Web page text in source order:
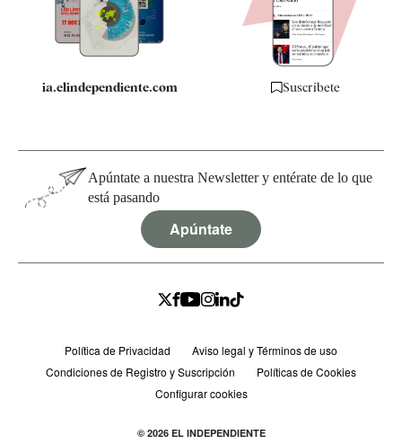
Especificaciones
ia.elindependiente.com Suscríbete
Apúntate a nuestra Newsletter y entérate de lo que
está pasando
Apúntate
Política de Privacidad
Aviso legal y Términos de uso
Condiciones de Registro y Suscripción
Políticas de Cookies
Configurar cookies
© 2026 EL INDEPENDIENTE